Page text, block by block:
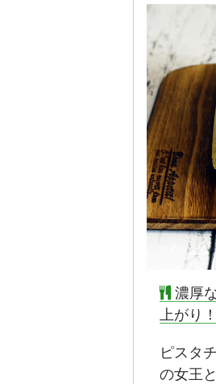
出典：公式
濃厚
上がり！
ピスタ
の女王